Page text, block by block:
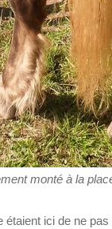
monté à la
étaient ici de ne